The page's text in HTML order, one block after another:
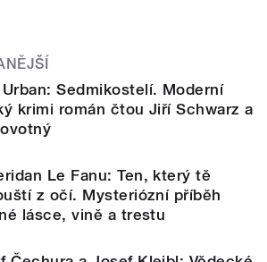
Sedmikostelí. Moderní
krimi román čtou Jiří Schwarz a
Le Fanu: Ten, který tě
z očí. Mysteriózní příběh
lásce, vině a trestu